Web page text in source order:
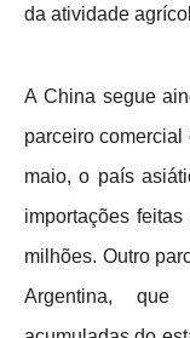
da atividade
A China segue
parceiro comercial
maio, o país
importações
milhões. Outro
Argentina, que